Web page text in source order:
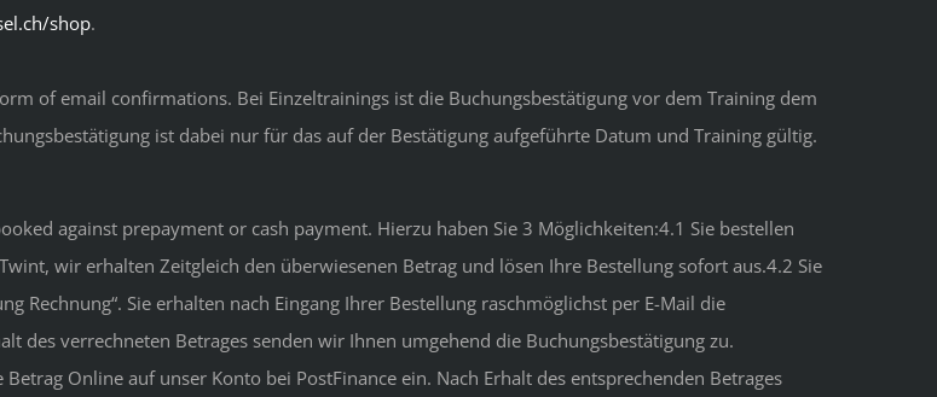
shop.
of email confirmations. Bei Einzeltrainings ist die Buchungsbestätigung vor dem Training dem
ist dabei nur für das auf der Bestätigung aufgeführte Datum und Training gültig.
against prepayment or cash payment. Hierzu haben Sie 3 Möglichkeiten:4.1 Sie bestellen
wir erhalten Zeitgleich den überwiesenen Betrag und lösen Ihre Bestellung sofort aus.4.2 Sie
Rechnung“. Sie erhalten nach Eingang Ihrer Bestellung raschmöglichst per E-Mail die
des verrechneten Betrages senden wir Ihnen umgehend die Buchungsbestätigung zu.
Online auf unser Konto bei PostFinance ein. Nach Erhalt des entsprechenden Betrages